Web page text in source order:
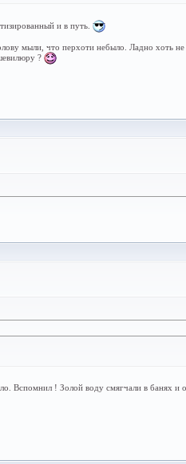
и в путь.
мыли, что перхоти небыло. Ладно хоть
?
Вспомнил ! Золой воду смягчали в банях и